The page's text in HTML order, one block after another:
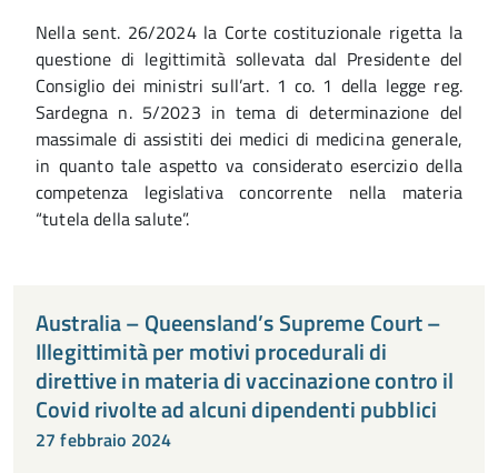
Nella sent. 26/2024 la Corte costituzionale rigetta la
questione di legittimità sollevata dal Presidente del
Consiglio dei ministri sull’art. 1 co. 1 della legge reg.
Sardegna n. 5/2023 in tema di determinazione del
massimale di assistiti dei medici di medicina generale,
in quanto tale aspetto va considerato esercizio della
competenza legislativa concorrente nella materia
“tutela della salute”.
Australia – Queensland’s Supreme Court –
Illegittimità per motivi procedurali di
direttive in materia di vaccinazione contro il
Covid rivolte ad alcuni dipendenti pubblici
27 febbraio 2024